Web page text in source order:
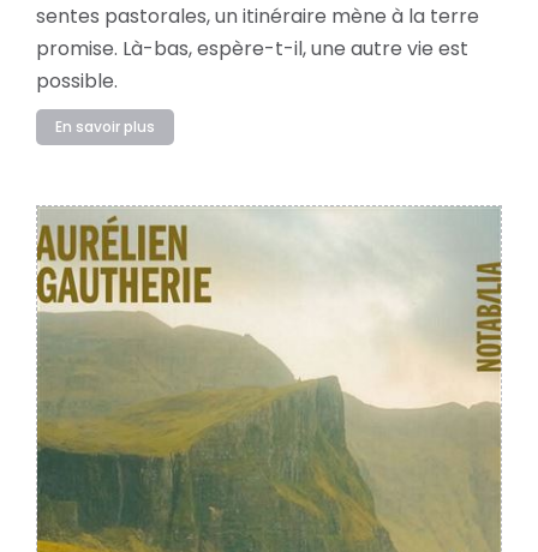
sentes pastorales, un itinéraire mène à la terre
promise. Là-bas, espère-t-il, une autre vie est
possible.
En savoir plus